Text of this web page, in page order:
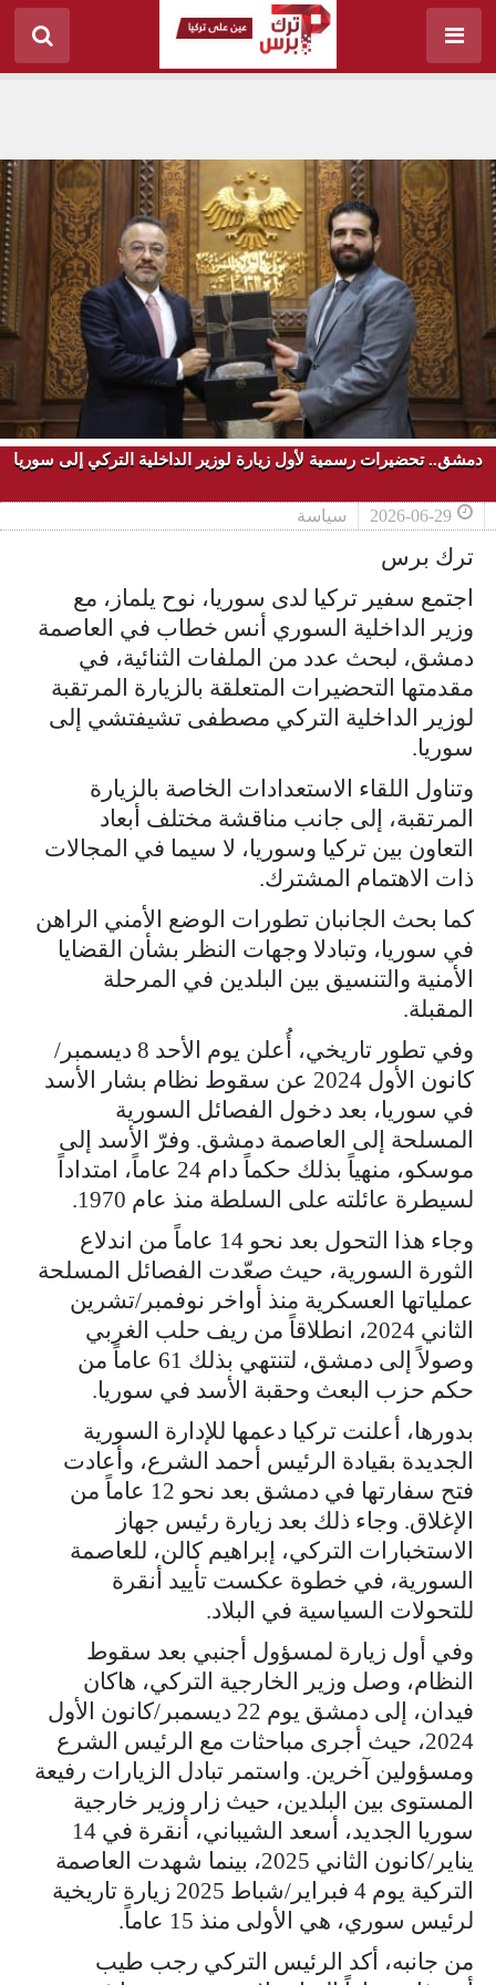
دمشق.. تحضيرات رسمية لأول زيارة لوزير الداخلية التركي إلى سوريا
2026-06-29 سياسة
ترك برس
اجتمع سفير تركيا لدى سوريا، نوح يلماز، مع
وزير الداخلية السوري أنس خطاب في العاصمة
دمشق، لبحث عدد من الملفات الثنائية، في
مقدمتها التحضيرات المتعلقة بالزيارة المرتقبة
لوزير الداخلية التركي مصطفى تشيفتشي إلى
سوريا.
وتناول اللقاء الاستعدادات الخاصة بالزيارة
المرتقبة، إلى جانب مناقشة مختلف أبعاد
التعاون بين تركيا وسوريا، لا سيما في المجالات
ذات الاهتمام المشترك.
كما بحث الجانبان تطورات الوضع الأمني الراهن
في سوريا، وتبادلا وجهات النظر بشأن القضايا
الأمنية والتنسيق بين البلدين في المرحلة
المقبلة.
وفي تطور تاريخي، أُعلن يوم الأحد 8 ديسمبر/
كانون الأول 2024 عن سقوط نظام بشار الأسد
في سوريا، بعد دخول الفصائل السورية
المسلحة إلى العاصمة دمشق. وفرّ الأسد إلى
موسكو، منهياً بذلك حكماً دام 24 عاماً، امتداداً
لسيطرة عائلته على السلطة منذ عام 1970.
وجاء هذا التحول بعد نحو 14 عاماً من اندلاع
الثورة السورية، حيث صعّدت الفصائل المسلحة
عملياتها العسكرية منذ أواخر نوفمبر/تشرين
الثاني 2024، انطلاقاً من ريف حلب الغربي
وصولاً إلى دمشق، لتنتهي بذلك 61 عاماً من
حكم حزب البعث وحقبة الأسد في سوريا.
بدورها، أعلنت تركيا دعمها للإدارة السورية
الجديدة بقيادة الرئيس أحمد الشرع، وأعادت
فتح سفارتها في دمشق بعد نحو 12 عاماً من
الإغلاق. وجاء ذلك بعد زيارة رئيس جهاز
الاستخبارات التركي، إبراهيم كالن، للعاصمة
السورية، في خطوة عكست تأييد أنقرة
للتحولات السياسية في البلاد.
وفي أول زيارة لمسؤول أجنبي بعد سقوط
النظام، وصل وزير الخارجية التركي، هاكان
فيدان، إلى دمشق يوم 22 ديسمبر/كانون الأول
2024، حيث أجرى مباحثات مع الرئيس الشرع
ومسؤولين آخرين. واستمر تبادل الزيارات رفيعة
المستوى بين البلدين، حيث زار وزير خارجية
سوريا الجديد، أسعد الشيباني، أنقرة في 14
يناير/كانون الثاني 2025، بينما شهدت العاصمة
التركية يوم 4 فبراير/شباط 2025 زيارة تاريخية
لرئيس سوري، هي الأولى منذ 15 عاماً.
من جانبه، أكد الرئيس التركي رجب طيب